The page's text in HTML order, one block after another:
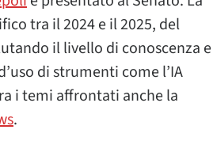
tra il 2024 e il 2025, del
il livello di conoscenza e
di strumenti come l’IA
i temi affrontati anche la
.